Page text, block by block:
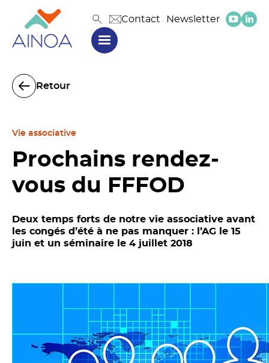
Contact Newsletter
Retour
Vie associative
Prochains rendez-
vous du FFFOD
Deux temps forts de notre vie associative avant
les congés d’été à ne pas manquer : l’AG le 15
juin et un séminaire le 4 juillet 2018